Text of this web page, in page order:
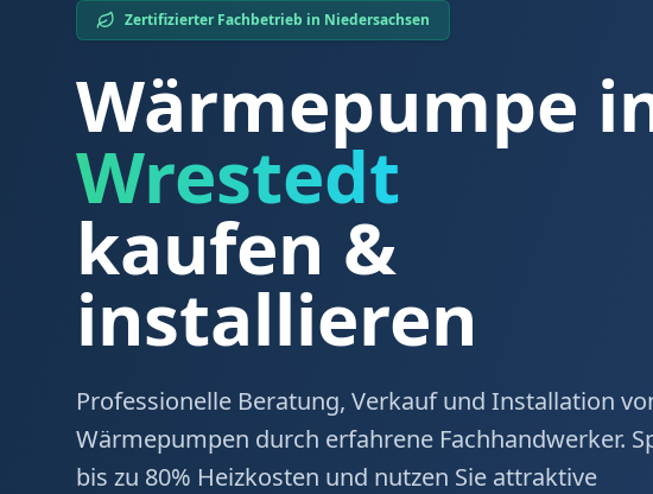
Zertifizierter Fachbetrieb in Niedersachsen
Wärmepumpe
Wrestedt
kaufen &
installieren
Professionelle Beratung, Verkauf und Installation
Wärmepumpen durch erfahrene Fachhandwerker.
bis zu 80% Heizkosten und nutzen Sie attraktive